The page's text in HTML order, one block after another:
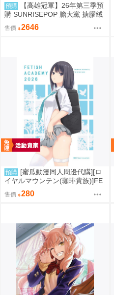
預購
【高雄冠軍】26年第三季預
購 SUNRISEPOP 膽大黨 搪膠絨
毛 晴天娃娃 6入盲盒套組 免運 0
819
售價 2646
預購 [蜜瓜動漫同人周邊代購][ロ
イヤルマウンテン(珈琲貴族)]FE
TISH ACADEMY【メロン限定
特典付】(同人誌)
售價 280